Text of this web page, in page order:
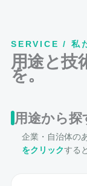
SERVICE / 私
用途と技
を。
用途から探
企業・自治体の
をクリックする